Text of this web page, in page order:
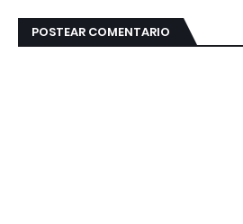
POSTEAR COMENTARIO